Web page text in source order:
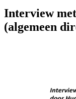
Interview
(algemeen